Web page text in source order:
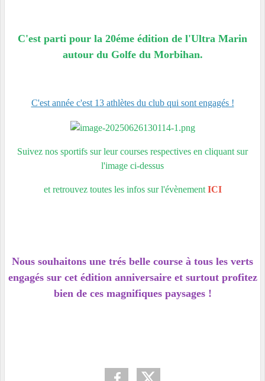
C'est parti pour la 20éme édition de l'Ultra Marin
autour du Golfe du Morbihan.
C'est année c'est 13 athlètes du club qui sont engagés !
Suivez nos sportifs sur leur courses respectives en cliquant sur
l'image ci-dessus
et retrouvez toutes les infos sur l'évènement ICI
Nous souhaitons une trés belle course à tous les verts
engagés sur cet édition anniversaire et surtout profitez
bien de ces magnifiques paysages !